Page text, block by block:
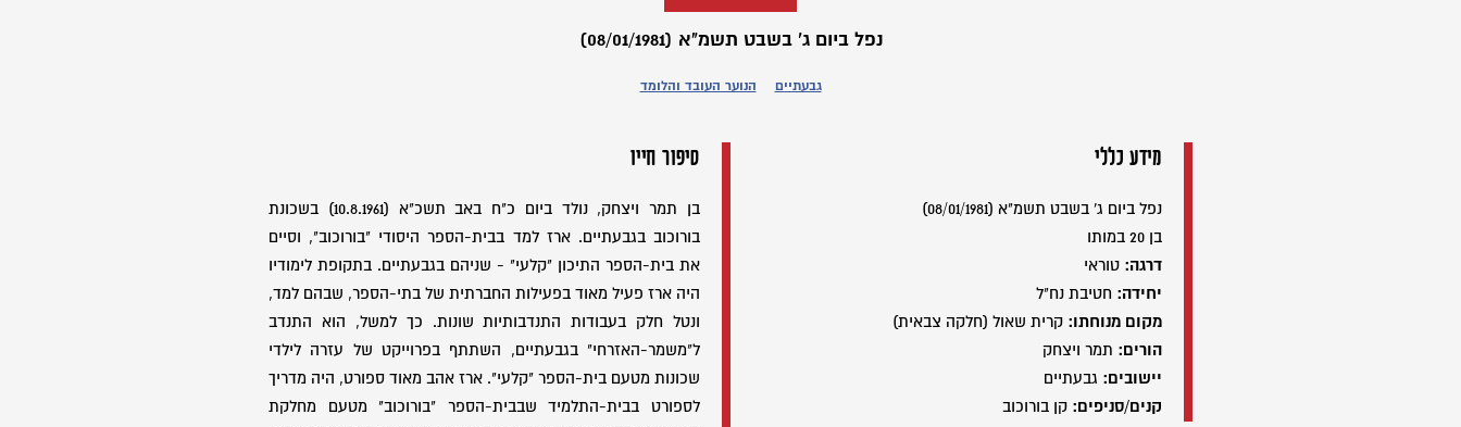
נפל ביום ג' בשבט תשמ"א (08/01/1981)
גבעתיים הנוער העובד והלומד
מידע כללי
נפל ביום ג' בשבט תשמ"א (08/01/1981)
בן 20 במותו
דרגה: טוראי
יחידה: חטיבת נח"ל
מקום מנוחתו: קרית שאול (חלקה צבאית)
הורים: תמר ויצחק
יישובים: גבעתיים
קנים/סניפים: קן בורוכוב
סיפור חייו
בן תמר ויצחק, נולד ביום כ"ח באב תשכ"א (10.8.1961) בשכונת
בורוכוב בגבעתיים. ארז למד בבית-הספר היסודי "בורוכוב", וסיים
את בית-הספר התיכון "קלעי" - שניהם בגבעתיים. בתקופת לימודיו
היה ארז פעיל מאוד בפעילות החברתית של בתי-הספר, שבהם למד,
ונטל חלק בעבודות התנדבותיות שונות. כך למשל, הוא התנדב
ל"משמר-האזרחי" בגבעתיים, השתתף בפרוייקט של עזרה לילדי
שכונות מטעם בית-הספר "קלעי". ארז אהב מאוד ספורט, היה מדריך
לספורט בבית-התלמיד שבבית-הספר "בורוכוב" מטעם מחלקת